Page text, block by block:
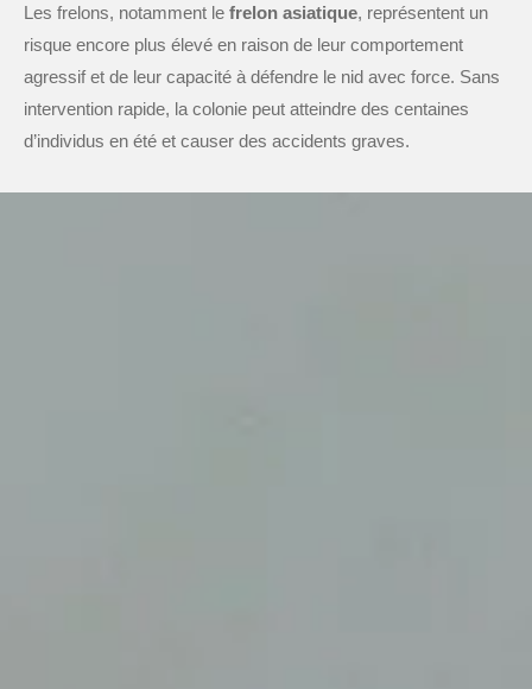
Les frelons, notamment le frelon asiatique, représentent un
risque encore plus élevé en raison de leur comportement
agressif et de leur capacité à défendre le nid avec force. Sans
intervention rapide, la colonie peut atteindre des centaines
d’individus en été et causer des accidents graves.